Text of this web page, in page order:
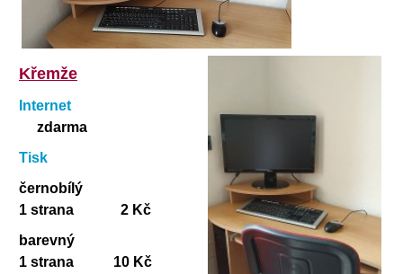
Křemže
Internet
zdarma
Tisk
černobílý
1 strana 2 Kč
barevný
1 strana 10 Kč